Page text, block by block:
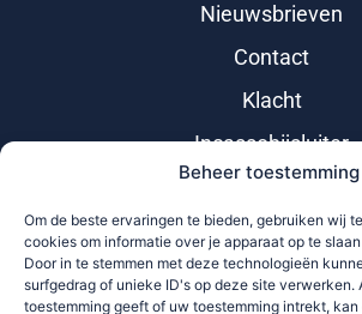
Beheer toestemming
Om de beste ervaringen te bieden, gebruiken wij
cookies om informatie over je apparaat op te
Door in te stemmen met deze technologieën
surfgedrag of unieke ID's op deze site verwerken.
toestemming geeft of uw toestemming intrekt,
Nieuwsbrieven
Contact
Klacht
Incassobijsluiter